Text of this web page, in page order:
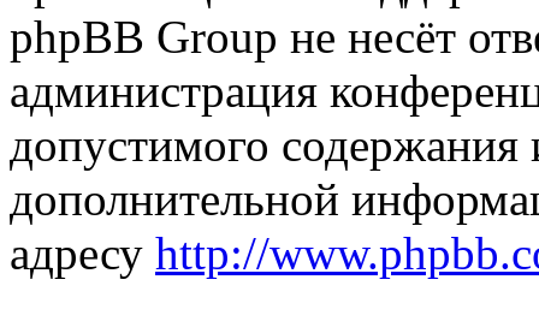
phpBB Group не несёт
администрация
допустимого
дополнительной
адресу http://